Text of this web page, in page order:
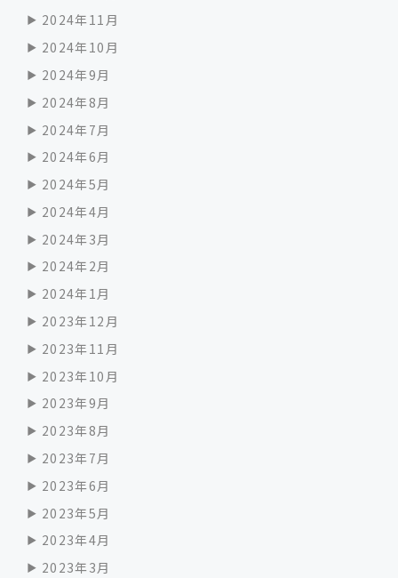
2024年11月
2024年10月
2024年9月
2024年8月
2024年7月
2024年6月
2024年5月
2024年4月
2024年3月
2024年2月
2024年1月
2023年12月
2023年11月
2023年10月
2023年9月
2023年8月
2023年7月
2023年6月
2023年5月
2023年4月
2023年3月